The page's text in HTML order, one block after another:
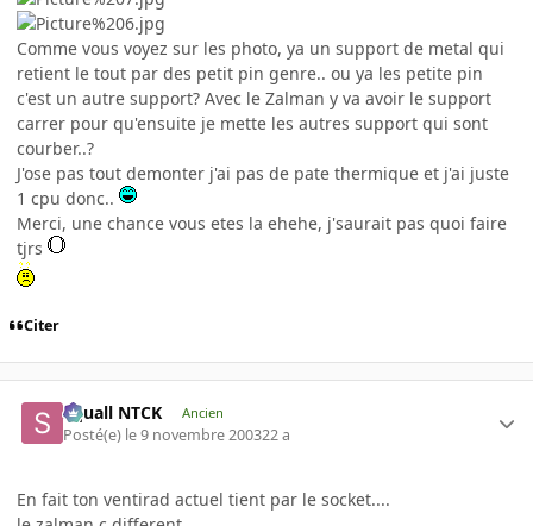
Comme vous voyez sur les photo, ya un support de metal qui
retient le tout par des petit pin genre.. ou ya les petite pin
c'est un autre support? Avec le Zalman y va avoir le support
carrer pour qu'ensuite je mette les autres support qui sont
courber..?
J'ose pas tout demonter j'ai pas de pate thermique et j'ai juste
1 cpu donc..
Merci, une chance vous etes la ehehe, j'saurait pas quoi faire
tjrs
Citer
Squall NTCK Ancien
Posté(e) le 9 novembre 200322 a
En fait ton ventirad actuel tient par le socket....